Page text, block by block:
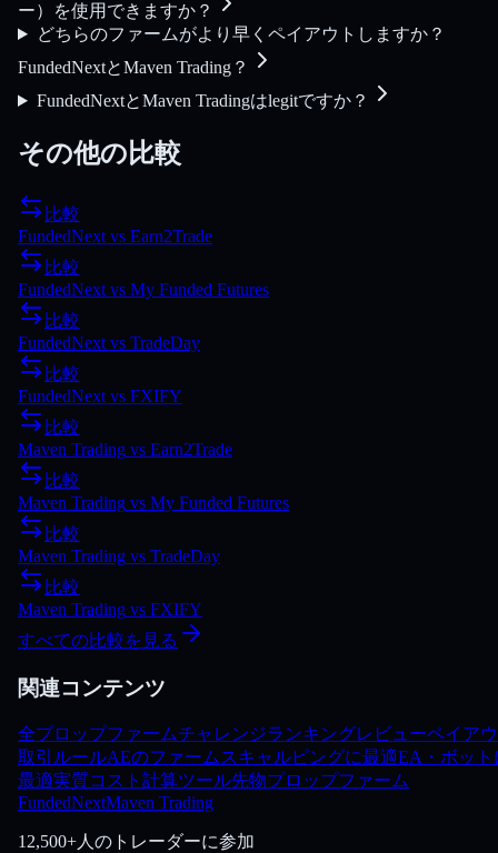
ー）を使用できますか？
どちらのファームがより早くペイアウトしますか？
FundedNextとMaven Trading？
FundedNextとMaven Tradingはlegitですか？
その他の比較
比較
FundedNext vs Earn2Trade
比較
FundedNext vs My Funded Futures
比較
FundedNext vs TradeDay
比較
FundedNext vs FXIFY
比較
Maven Trading vs Earn2Trade
比較
Maven Trading vs My Funded Futures
比較
Maven Trading vs TradeDay
比較
Maven Trading vs FXIFY
すべての比較を見る
関連コンテンツ
全プロップファームチャレンジランキングレビューペイア
取引ルールAEのファーム スキャルピングに最適EA・ボット
最適実質コスト計算ツール先物プロップファーム
FundedNextMaven Trading
12,500+人のトレーダーに参加